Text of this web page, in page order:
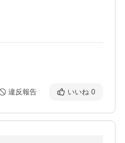
違反報告 いいね 0